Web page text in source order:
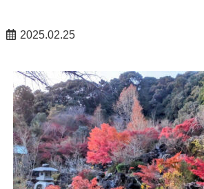
2025.02.25